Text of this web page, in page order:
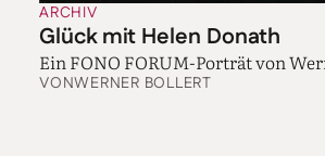
ARCHIV
Glück mit Helen Donath
Ein FONO FORUM-Porträt von
VONWERNER BOLLERT